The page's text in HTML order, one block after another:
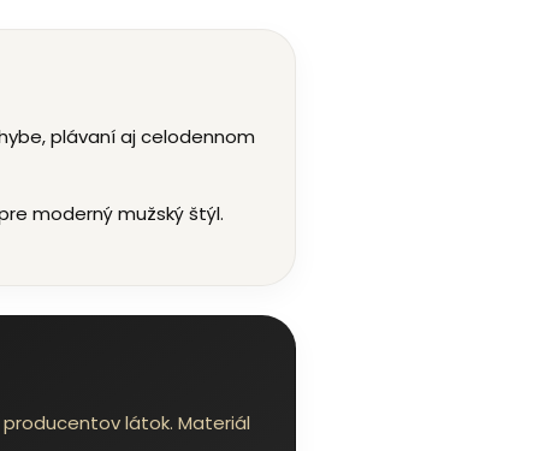
plávaní aj celodennom
moderný mužský štýl.
látok. Materiál